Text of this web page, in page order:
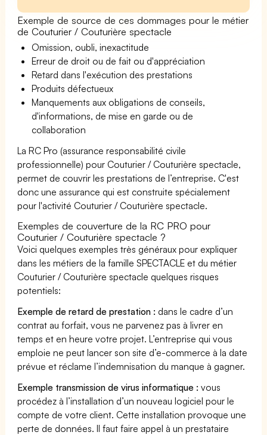
Exemple de source de ces dommages pour le métier
de Couturier / Couturière spectacle
Omission, oubli, inexactitude
Erreur de droit ou de fait ou d'appréciation
Retard dans l'exécution des prestations
Produits défectueux
Manquements aux obligations de conseils,
d'informations, de mise en garde ou de
collaboration
La RC Pro (assurance responsabilité civile
professionnelle) pour Couturier / Couturière spectacle,
permet de couvrir les prestations de l’entreprise. C'est
donc une assurance qui est construite spécialement
pour l'activité Couturier / Couturière spectacle.
Exemples de couverture de la RC PRO pour
Couturier / Couturière spectacle ?
Voici quelques exemples très généraux pour expliquer
dans les métiers de la famille SPECTACLE et du métier
Couturier / Couturière spectacle quelques risques
potentiels:
Exemple de retard de prestation : dans le cadre d’un
contrat au forfait, vous ne parvenez pas à livrer en
temps et en heure votre projet. L’entreprise qui vous
emploie ne peut lancer son site d’e-commerce à la date
prévue et réclame l’indemnisation du manque à gagner.
Exemple transmission de virus informatique : vous
procédez à l’installation d’un nouveau logiciel pour le
compte de votre client. Cette installation provoque une
perte de données. Il faut faire appel à un prestataire